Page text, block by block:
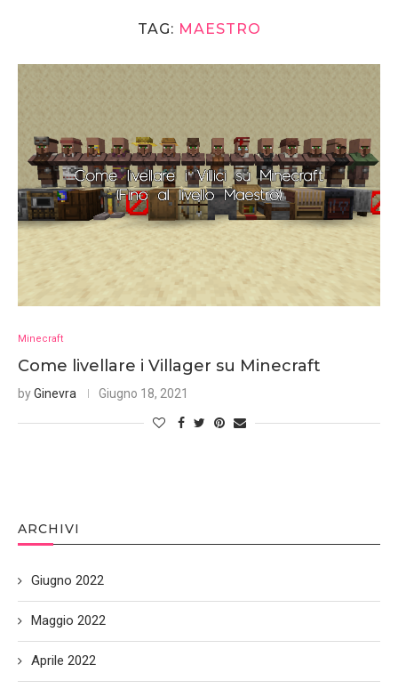
TAG: MAESTRO
Minecraft
Come livellare i Villager su Minecraft
byGinevra Giugno 18, 2021
ARCHIVI
Giugno 2022
Maggio 2022
Aprile 2022